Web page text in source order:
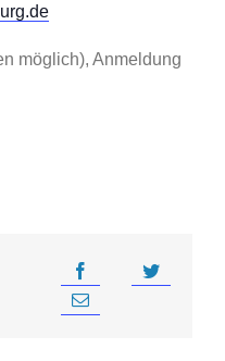
möglich), Anmeldung